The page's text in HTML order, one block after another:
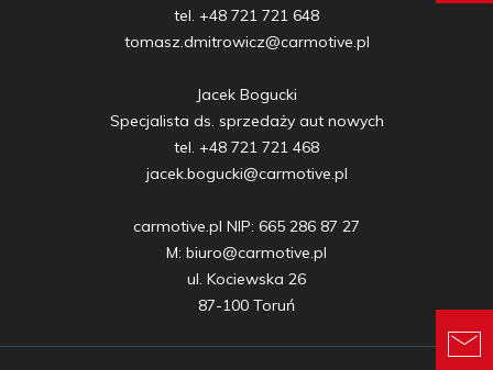
tel. +48 721 721 648
tomasz.dmitrowicz@carmotive.pl
Jacek Bogucki
Specjalista ds. sprzedaży aut nowych
tel. +48 721 721 468
jacek.bogucki@carmotive.pl
carmotive.pl NIP: 665 286 87 27
M: biuro@carmotive.pl
ul. Kociewska 26
87-100 Toruń